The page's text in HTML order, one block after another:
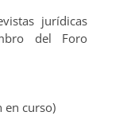
jurídicas
del Foro
en curso)